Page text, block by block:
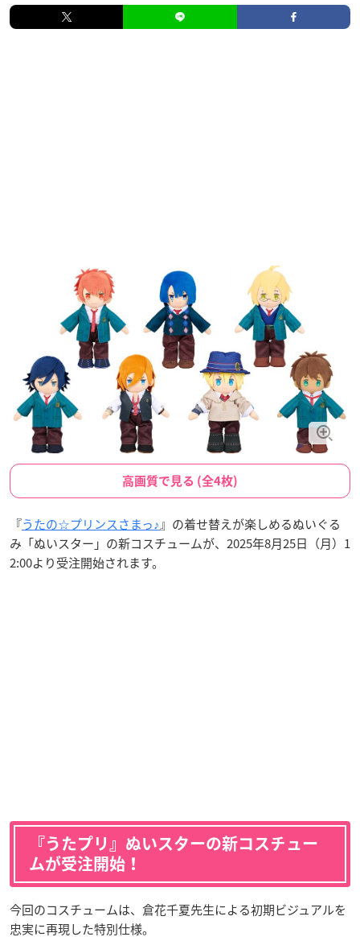
高画質で見る (全4枚)
『うたの☆プリンスさまっ♪』の着せ替えが楽しめるぬいぐる
み「ぬいスター」の新コスチュームが、2025年8月25日（月）1
2:00より受注開始されます。
『うたプリ』ぬいスターの新コスチュー
ムが受注開始！
今回のコスチュームは、倉花千夏先生による初期ビジュアルを
忠実に再現した特別仕様。